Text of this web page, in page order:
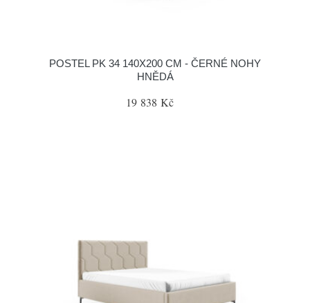
POSTEL PK 34 140X200 CM - ČERNÉ NOHY
HNĚDÁ
19 838 Kč